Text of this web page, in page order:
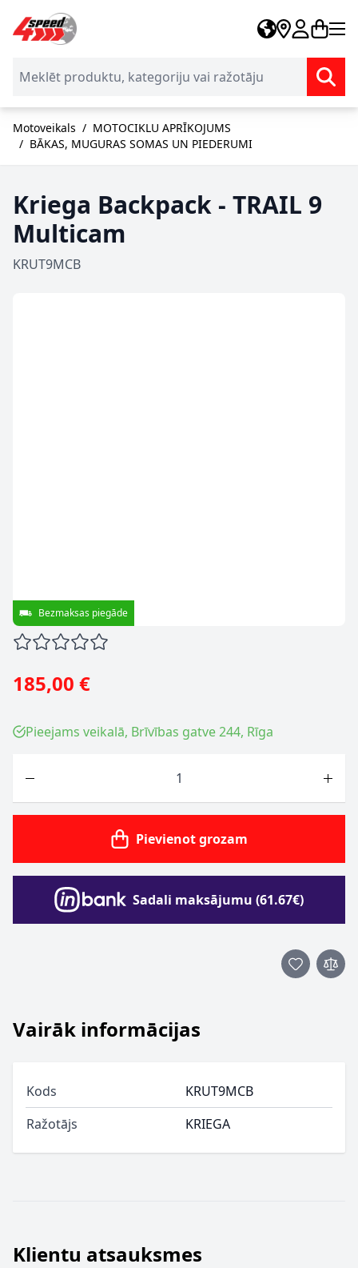
Skip to Content
Motoveikals / MOTOCIKLU APRĪKOJUMS
/ BĀKAS, MUGURAS SOMAS UN PIEDERUMI
Kriega Backpack - TRAIL 9
Multicam
KRUT9MCB
Bezmaksas piegāde
185,00 €
Pieejams veikalā, Brīvības gatve 244, Rīga
Pievienot grozam
Sadali maksājumu (61.67€)
Vairāk informācijas
Kods
KRUT9MCB
Ražotājs
KRIEGA
Klientu atsauksmes